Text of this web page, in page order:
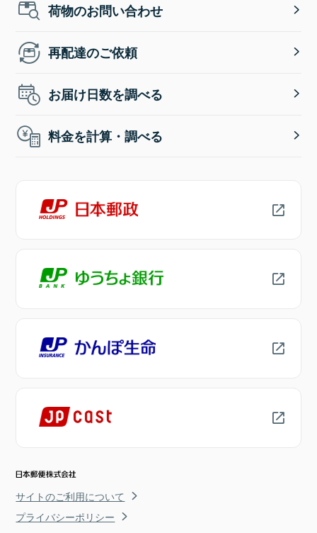
荷物のお問い合わせ
再配達のご依頼
お届け日数を調べる
料金を計算・調べる
サイトのご利用について
プライバシーポリシー